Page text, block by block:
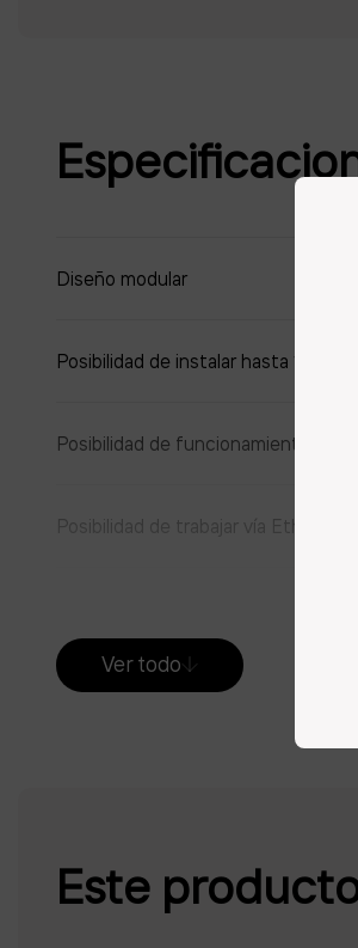
Diseño modular
Posibilidad de instalar hasta 150
Posibilidad de funcionamiento con
Posibilidad de trabajar vía Ethernet
Ver todo
Este